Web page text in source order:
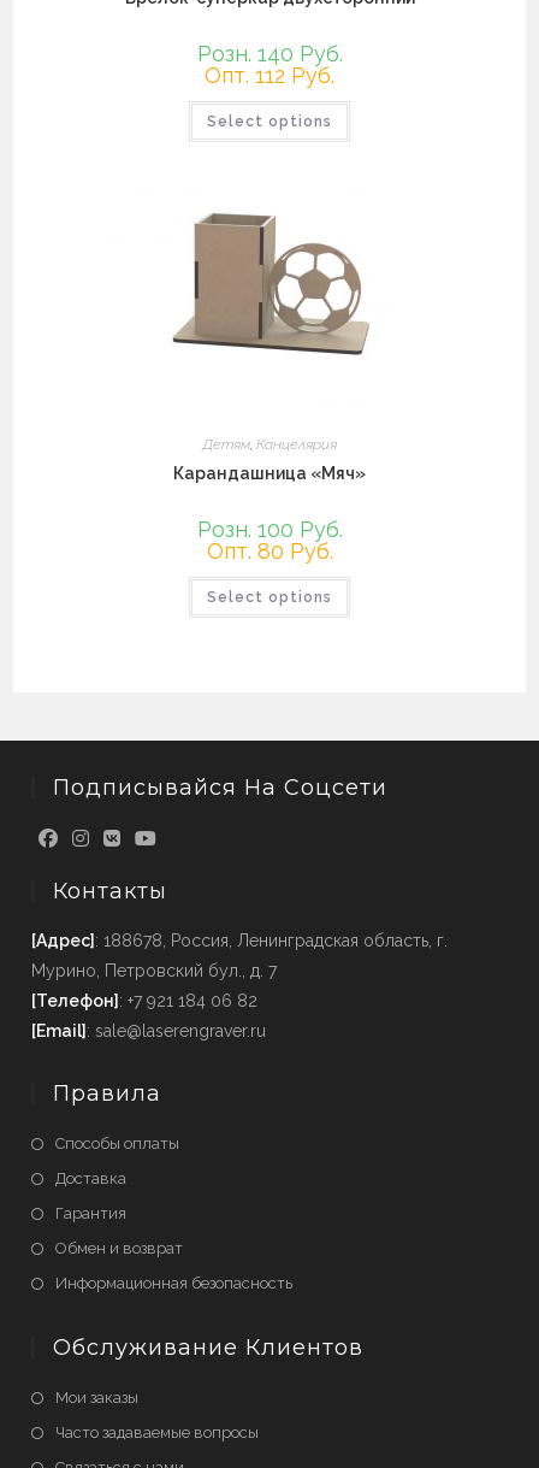
Розн. 140 Руб.
Опт. 112 Руб.
Select options
Детям Канцелярия
Карандашница «Мяч»
Розн. 100 Руб.
Опт. 80 Руб.
Select options
имеет
Подписывайся На Соцсети
Контакты
[Адрес] : 188678, Россия, Ленинградская область, г.
Мурино, Петровский бул., д. 7
[Телефон] : +7 921 184 06 82
[Email] : sale@laserengraver.ru
Правила
Способы оплаты
Доставка
Гарантия
Обмен и возврат
Информационная безопасность
Обслуживание Клиентов
Мои заказы
Часто задаваемые вопросы